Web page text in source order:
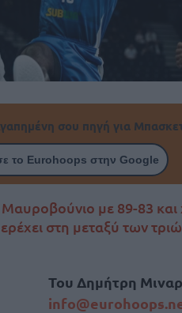
σου πηγή για
το Eurohoops στην Google
με 89-83 και
στη μεταξύ των
Του Δημήτρη